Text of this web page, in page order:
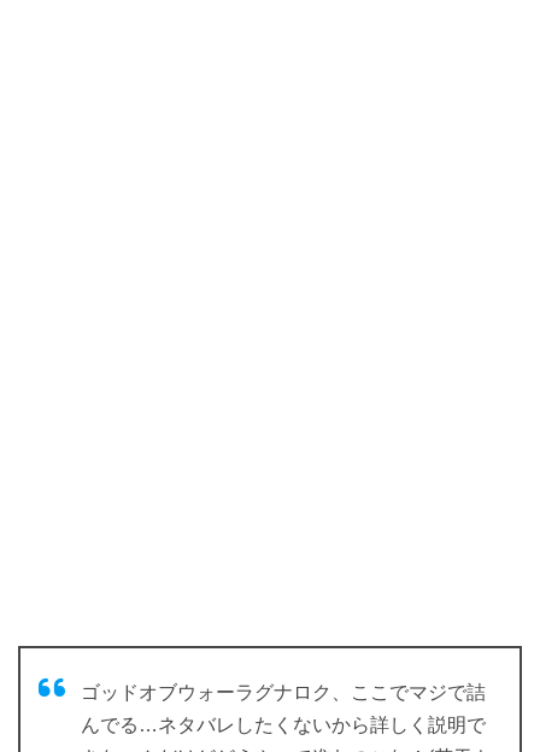
ゴッドオブウォーラグナロク、ここでマジで詰
んでる…ネタバレしたくないから詳しく説明で